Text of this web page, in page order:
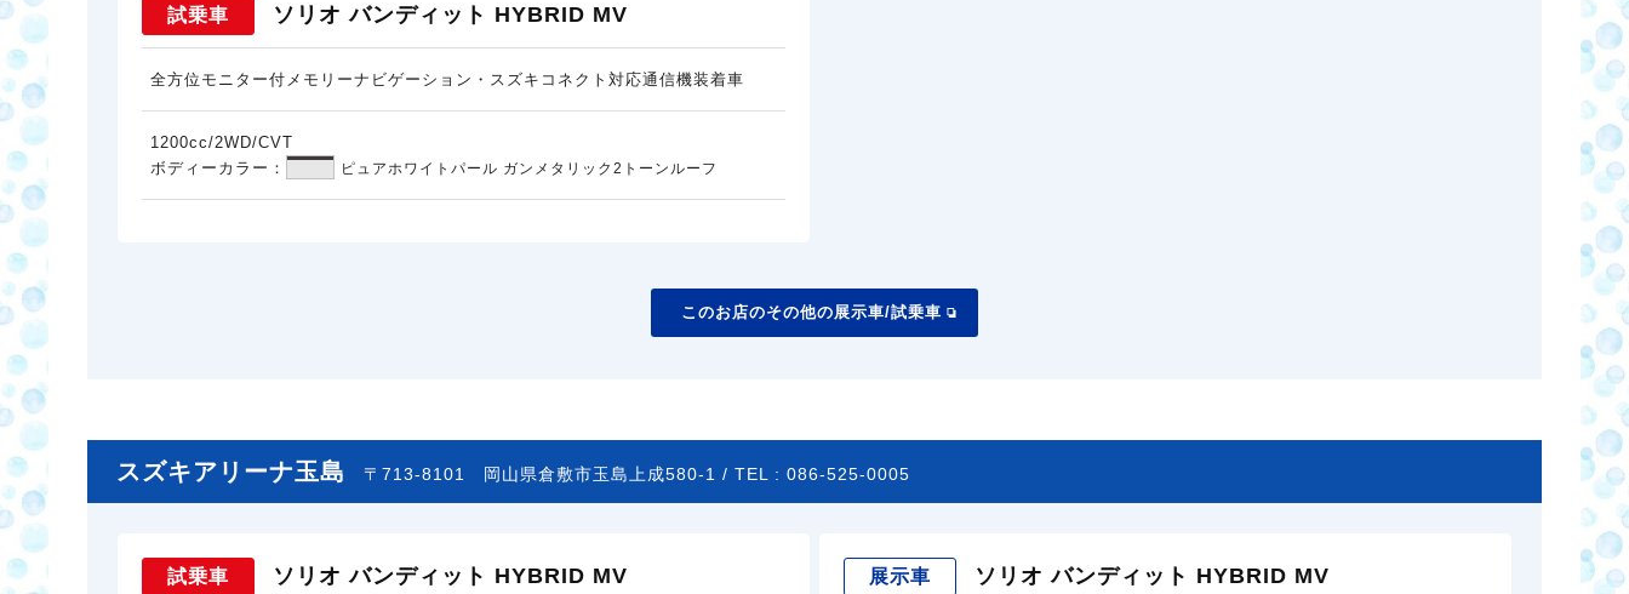
試乗車 ソリオ バンディット HYBRID MV
全方位モニター付メモリーナビゲーション・スズキコネクト対応通信機装着車
1200cc/2WD/CVT
ボディーカラー：
ピュアホワイトパール ガンメタリック2トーンルーフ
このお店のその他の展示車/試乗車
スズキアリーナ玉島 〒713-8101 岡山県倉敷市玉島上成580-1 / TEL : 086-525-0005
試乗車 ソリオ バンディット HYBRID MV 展示車 ソリオ バンディット HYBRID MV